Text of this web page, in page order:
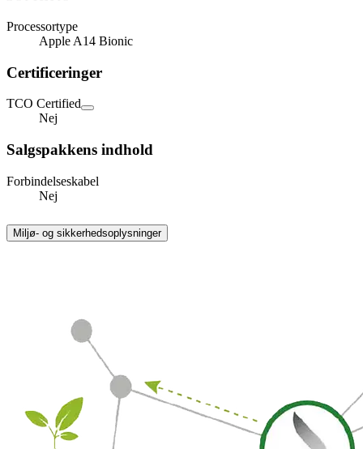
Processortype
Apple A14 Bionic
Certificeringer
TCO Certified
Nej
Salgspakkens indhold
Forbindelseskabel
Nej
Miljø- og sikkerhedsoplysninger